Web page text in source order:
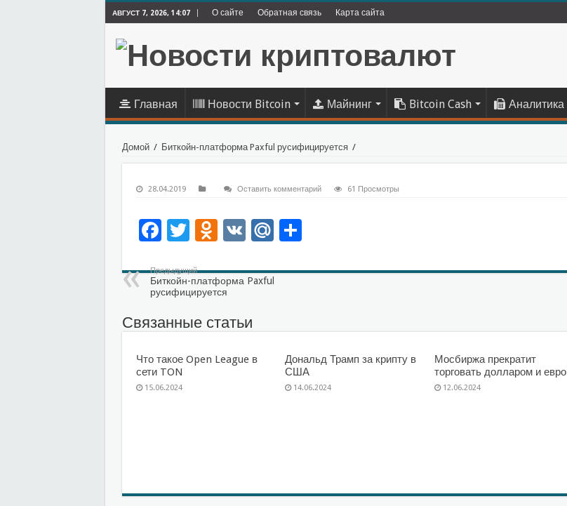
АВГУСТ 7, 2026, 14:07 О сайте Обратная связь Карта сайта
Главная Новости Bitcoin Майнинг Bitcoin Cash Аналитика
Домой / Биткойн-платформа Paxful русифицируется /
28.04.2019 Оставить комментарий 61 Просмотры
Facebook
Twitter
Odnoklassniki
VKMail.Ru
Отправить
Предыдущий
Биткойн-платформа Paxful
русифицируется
Связанные статьи
Что такое Open League в
сети TON
15.06.2024
Дональд Трамп за крипту в
США
14.06.2024
Мосбиржа прекратит
торговать долларом и евро
12.06.2024